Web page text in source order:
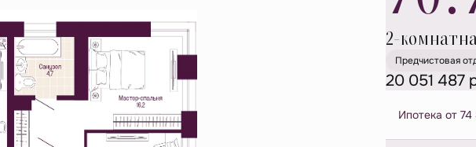
2-
Предчистовая
20 051 487
Ипотека от